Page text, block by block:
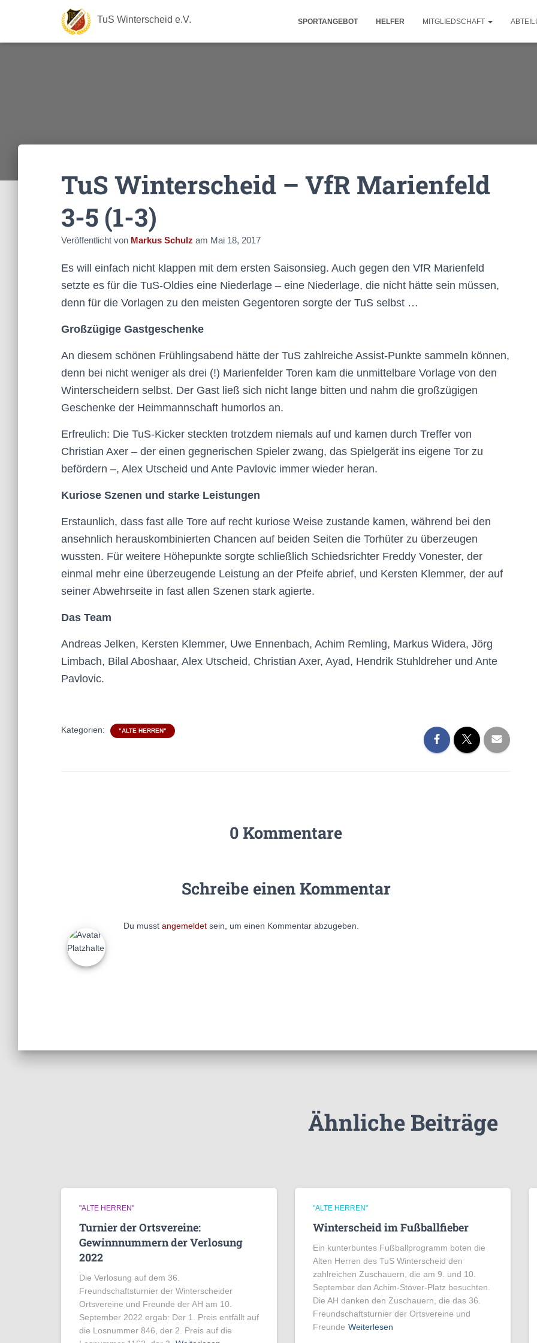
TuS Winterscheid e.V. SPORTANGEBOT HELFER MITGLIEDSCHAFT
TuS Winterscheid – VfR Marienfeld
3-5 (1-3)
Veröffentlicht von Markus Schulz am Mai 18, 2017
Es will einfach nicht klappen mit dem ersten Saisonsieg. Auch gegen den VfR Marienfeld
setzte es für die TuS-Oldies eine Niederlage – eine Niederlage, die nicht hätte sein müssen,
denn für die Vorlagen zu den meisten Gegentoren sorgte der TuS selbst …
Großzügige Gastgeschenke
An diesem schönen Frühlingsabend hätte der TuS zahlreiche Assist-Punkte sammeln können,
denn bei nicht weniger als drei (!) Marienfelder Toren kam die unmittelbare Vorlage von den
Winterscheidern selbst. Der Gast ließ sich nicht lange bitten und nahm die großzügigen
Geschenke der Heimmannschaft humorlos an.
Erfreulich: Die TuS-Kicker steckten trotzdem niemals auf und kamen durch Treffer von
Christian Axer – der einen gegnerischen Spieler zwang, das Spielgerät ins eigene Tor zu
befördern –, Alex Utscheid und Ante Pavlovic immer wieder heran.
Kuriose Szenen und starke Leistungen
Erstaunlich, dass fast alle Tore auf recht kuriose Weise zustande kamen, während bei den
ansehnlich herauskombinierten Chancen auf beiden Seiten die Torhüter zu überzeugen
wussten. Für weitere Höhepunkte sorgte schließlich Schiedsrichter Freddy Vonester, der
einmal mehr eine überzeugende Leistung an der Pfeife abrief, und Kersten Klemmer, der auf
seiner Abwehrseite in fast allen Szenen stark agierte.
Das Team
Andreas Jelken, Kersten Klemmer, Uwe Ennenbach, Achim Remling, Markus Widera, Jörg
Limbach, Bilal Aboshaar, Alex Utscheid, Christian Axer, Ayad, Hendrik Stuhldreher und Ante
Pavlovic.
Kategorien: "ALTE HERREN"
0 Kommentare
Schreibe einen Kommentar
Du musst angemeldet sein, um einen Kommentar abzugeben.
Ähnliche Beiträge
"ALTE HERREN"
Turnier der Ortsvereine:
Gewinnnummern der Verlosung
2022
Die Verlosung auf dem 36.
Freundschaftsturnier der Winterscheider
Ortsvereine und Freunde der AH am 10.
September 2022 ergab: Der 1. Preis entfällt auf
die Losnummer 846, der 2. Preis auf die
"ALTE HERREN"
Winterscheid im Fußballfieber
Ein kunterbuntes Fußballprogramm boten die
Alten Herren des TuS Winterscheid den
zahlreichen Zuschauern, die am 9. und 10.
September den Achim-Stöver-Platz besuchten.
Die AH danken den Zuschauern, die das 36.
Freundschaftsturnier der Ortsvereine und
Freunde Weiterlesen